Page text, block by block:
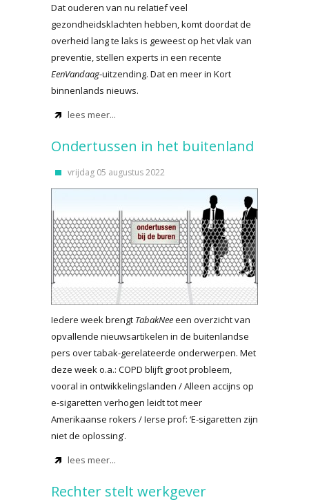
Dat ouderen van nu relatief veel
gezondheidsklachten hebben, komt doordat de
overheid lang te laks is geweest op het vlak van
preventie, stellen experts in een recente
EenVandaag-uitzending. Dat en meer in Kort
binnenlands nieuws.
lees meer...
Ondertussen in het buitenland
vrijdag 05 augustus 2022
Iedere week brengt TabakNeeeen overzicht van
opvallende nieuwsartikelen in de buitenlandse
pers over tabak-gerelateerde onderwerpen. Met
deze week o.a.: COPD blijft groot probleem,
vooral in ontwikkelingslanden / Alleen accijns op
e-sigaretten verhogen leidt tot meer
Amerikaanse rokers / Ierse prof: ‘E-sigaretten zijn
niet de oplossing’.
lees meer...
Rechter stelt werkgever